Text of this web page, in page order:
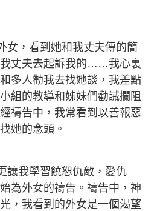
，看到她和我丈夫傳的簡
丈夫去起訴我的……我心裏
多人勸我去找她談，我差點
組的教導和姊妹們勸誡攔阻
禱告中，我常看到以善報惡
她的念頭。
我學習饒恕仇敵，愛仇
為外女的禱告。禱告中，神
，我看到的外女是一個渴望